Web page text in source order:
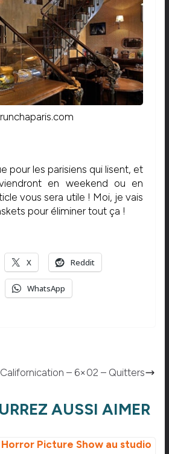
pour les parisiens qui lisent, et
en weekend ou en
vous sera utile ! Moi, je vais
pour éliminer tout ça !
X Reddit
WhatsApp
Californication – 6×02 – Quitters
AUSSI AIMER